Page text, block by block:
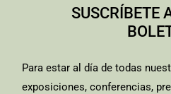
SUSCRÍBETE
Para estar al día de todas
exposiciones, conferencias,